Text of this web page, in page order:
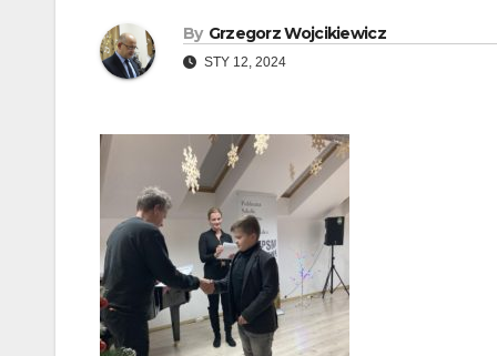
By Grzegorz Wojcikiewicz
STY 12, 2024